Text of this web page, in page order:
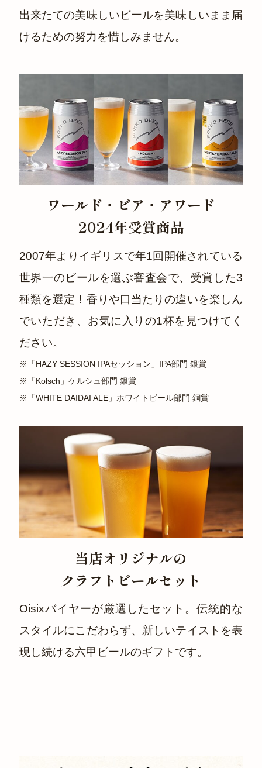
出来たての美味しいビールを美味しいまま届
けるための努力を惜しみません。
ワールド・ビア・アワード
2024年受賞商品
2007年よりイギリスで年1回開催されている
世界一のビールを選ぶ審査会で、受賞した3
種類を選定！香りや口当たりの違いを楽しん
でいただき、お気に入りの1杯を見つけてく
ださい。
※「HAZY SESSION IPAセッション」IPA部門 銀賞
※「Kolsch」ケルシュ部門 銀賞
※「WHITE DAIDAI ALE」ホワイトビール部門 銅賞
当店オリジナルの
クラフトビールセット
Oisixバイヤーが厳選したセット。伝統的な
スタイルにこだわらず、新しいテイストを表
現し続ける六甲ビールのギフトです。